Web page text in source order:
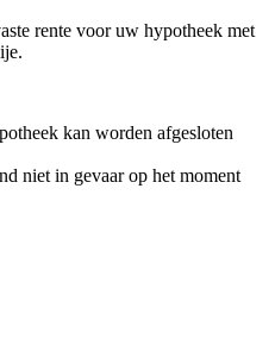
rente voor uw hypotheek met
kan worden afgesloten
niet in gevaar op het moment